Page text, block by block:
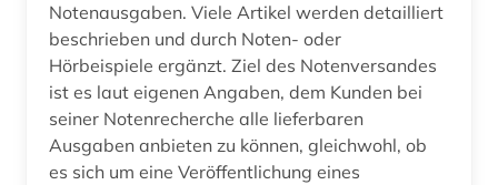
feminismus (1)
fernsehen (1)
fernsehprogramm (1)
ferruccio busoni (1)
Notenausgaben. Viele Artikel werden detailliert
beschrieben und durch Noten- oder
Hörbeispiele ergänzt. Ziel des Notenversandes
ist es laut eigenen Angaben, dem Kunden bei
seiner Notenrecherche alle lieferbaren
Ausgaben anbieten zu können, gleichwohl, ob
es sich um eine Veröffentlichung eines